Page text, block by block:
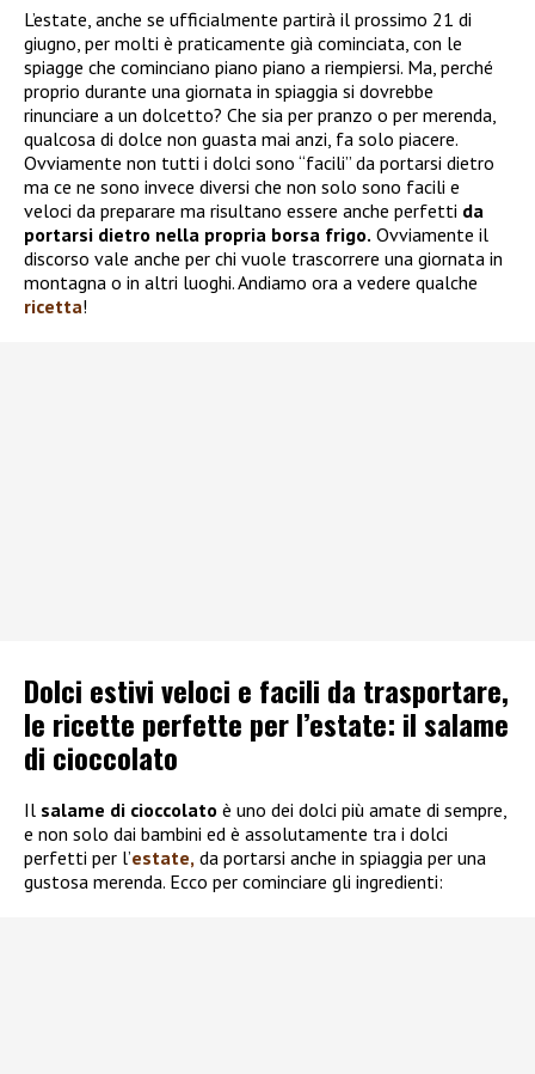
L’estate, anche se ufficialmente partirà il prossimo 21 di
giugno, per molti è praticamente già cominciata, con le
spiagge che cominciano piano piano a riempiersi. Ma, perché
proprio durante una giornata in spiaggia si dovrebbe
rinunciare a un dolcetto? Che sia per pranzo o per merenda,
qualcosa di dolce non guasta mai anzi, fa solo piacere.
Ovviamente non tutti i dolci sono “facili” da portarsi dietro
ma ce ne sono invece diversi che non solo sono facili e
veloci da preparare ma risultano essere anche perfetti da
portarsi dietro nella propria borsa frigo. Ovviamente il
discorso vale anche per chi vuole trascorrere una giornata in
montagna o in altri luoghi. Andiamo ora a vedere qualche
ricetta!
Dolci estivi veloci e facili da trasportare,
le ricette perfette per l’estate: il salame
di cioccolato
Il salame di cioccolato è uno dei dolci più amate di sempre,
e non solo dai bambini ed è assolutamente tra i dolci
perfetti per l’estate, da portarsi anche in spiaggia per una
gustosa merenda. Ecco per cominciare gli ingredienti: